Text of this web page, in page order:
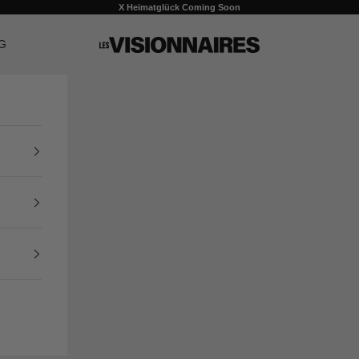
X Heimatglück Coming Soon
LES VISIONNAIRES